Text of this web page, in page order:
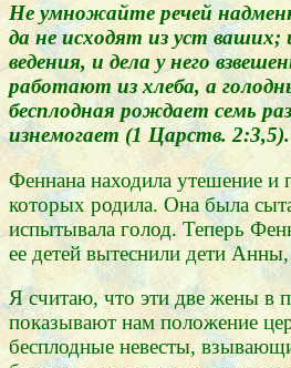
Не умножайте речей
да не исходят из уст ваших;
ведения, и дела у него
работают из хлеба, а
бесплодная рождает семь
изнемогает (1 Царств. 2:3,5).
Феннана находила утешение и
которых родила. Она была
испытывала голод. Теперь
ее детей вытеснили дети
Я считаю, что эти две жены в
показывают нам положение
бесплодные невесты,